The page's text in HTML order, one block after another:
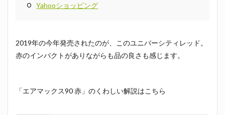
Yahooショッピング
2019年の今年発売されたのが、このユニバーシティレッド。
赤のインパクトがありながらも品の良さも感じます。
「エアマックス90 赤」のくわしい解説はこちら